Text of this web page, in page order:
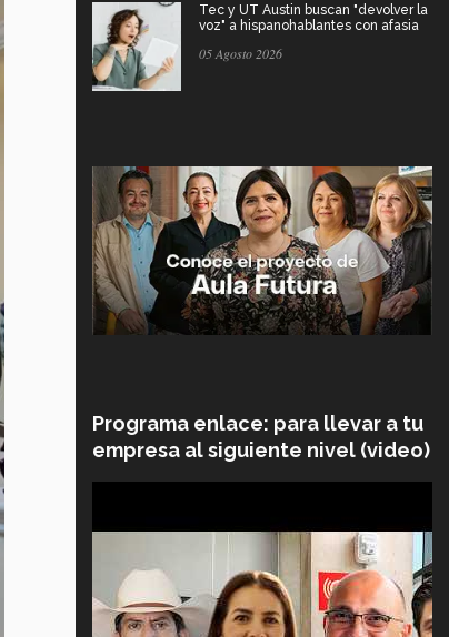
Tec y UT Austin buscan "devolver la
voz" a hispanohablantes con afasia
05 Agosto 2026
Programa enlace: para llevar a tu
empresa al siguiente nivel (video)